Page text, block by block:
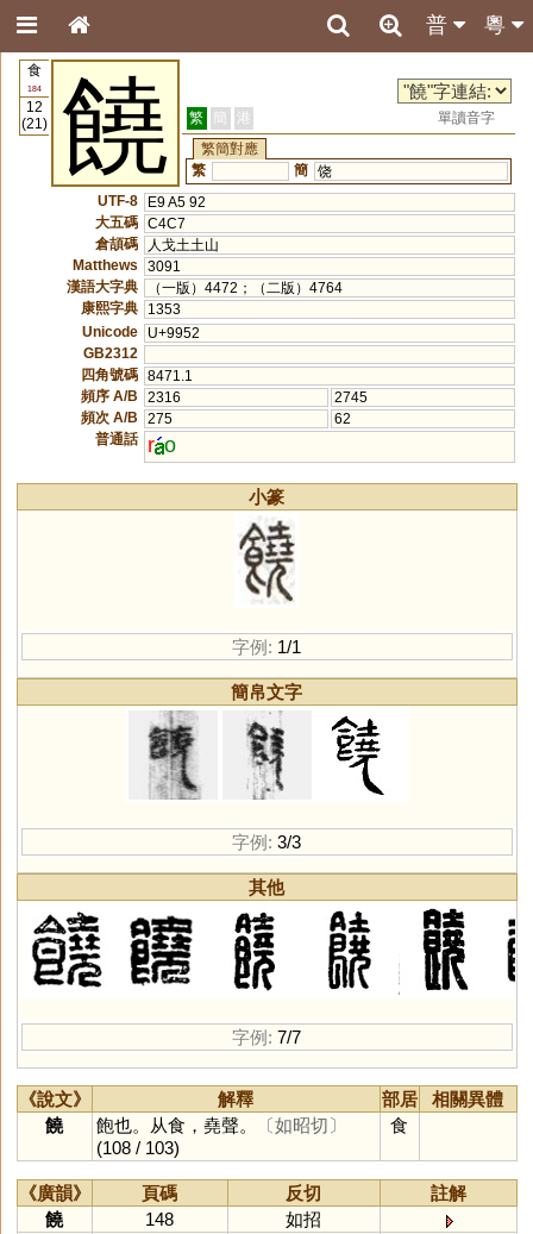
粵
普
食
184
12
(21)
饒 繁 簡 港
單讀音字
繁簡對應
繁
簡 饶
UTF-8
E9 A5 92
大五碼 C4C7
倉頡碼
人戈土土山
Matthews
3091
漢語大字典
（一版）4472；（二版）4764
康熙字典
1353
Unicode
U+9952
GB2312
四角號碼 8471.1
頻序 A/B
2316
2745
頻次 A/B
275
62
普通話
r o
小篆
字例: 1/1
簡帛文字
字例: 3/3
其他
字例: 7/7
《說文》 解釋 部居
相關異體
饒
飽也。从食，堯聲。
〔如昭切〕
(108 / 103)
食
《廣韻》 頁碼 反切
註解
饒
148
如招